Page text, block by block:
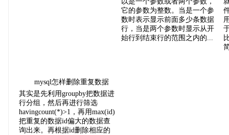
它的参数为整数。当是一个参
数时表示显示前面多少条数据
行，当是两个参数时显示从开
始行到结束行的范围之内的...
mysql怎样删除重复数据
其实是先利用groupby把数据进
行分组，然后再进行筛选
havingcount(*)>1，再用max(id)
把重复的数据id偏大的数据查
询出来。再根据id删除相应的